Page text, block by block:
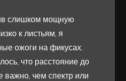
слишком мощную
к листьям, я
ожоги на фикусах.
что расстояние до
важно, чем спектр или